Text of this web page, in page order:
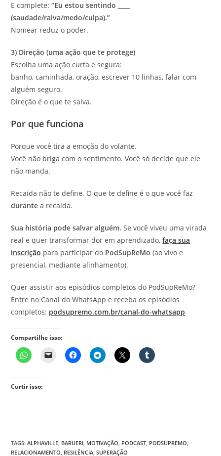
E complete:“Eu estou sentindo ____
(saudade/raiva/medo/culpa).”
Nomear reduz o poder.
3) Direção (uma ação que te protege)
Escolha uma ação curta e segura:
banho, caminhada, oração, escrever 10 linhas, falar com
alguém seguro.
Direção é o que te salva.
Por que funciona
Porque você tira a emoção do volante.
Você não briga com o sentimento. Você só decide que ele
não manda.
Recaída não te define. O que te define é o que você faz
durante a recaída.
Sua história pode salvar alguém. Se você viveu uma virada
real e quer transformar dor em aprendizado,faça sua
inscrição para participar do PodSupReMo (ao vivo e
presencial, mediante alinhamento).
Quer assistir aos episódios completos do PodSupReMo?
Entre no Canal do WhatsApp e receba os episódios
completos: podsupremo.com.br/canal-do-whatsapp
Compartilhe isso:
Curtir isso:
TAGS:ALPHAVILLE, BARUERI, MOTIVAÇÃO, PODCAST, PODSUPREMO,
RELACIONAMENTO, RESILÊNCIA, SUPERAÇÃO